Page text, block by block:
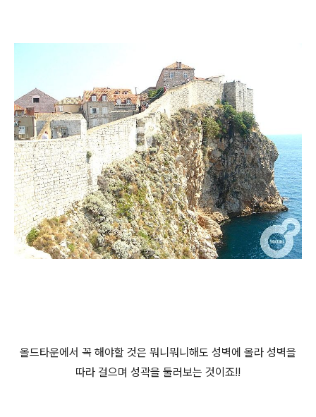
올드타운에서 꼭 해야할 것은 뭐니뭐니해도 성벽에 올라 성벽을
따라 걸으며 성곽을 둘러보는 것이죠!!